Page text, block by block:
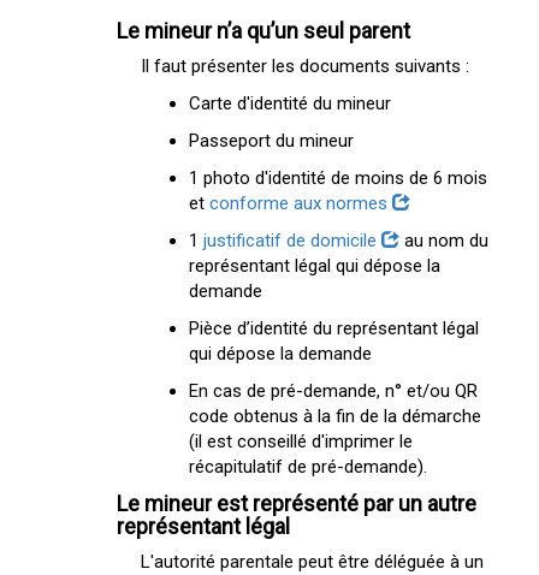
Le mineur n’a qu’un seul parent
Il faut présenter les documents suivants :
Carte d'identité du mineur
Passeport du mineur
1 photo d'identité de moins de 6 mois
etconforme aux normes
1justificatif de domicile
au nom du
représentant légal qui dépose la
demande
Pièce d’identité du représentant légal
qui dépose la demande
En cas de pré-demande, n° et/ou QR
code obtenus à la fin de la démarche
(il est conseillé d'imprimer le
récapitulatif de pré-demande).
Le mineur est représenté par un autre
représentant légal
L'autorité parentale peut être déléguée à un